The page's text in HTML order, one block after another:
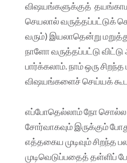
விஷயங்களுக்குத்
செயலால் வருத்தப்பட்டுக்
வரும்) இயலாதென்று
நாளோ வருத்தப்பட்டு
பார்க்கலாம். நாம் ஒரு
விஷயங்களைச் செய்யக்
எப்போதெல்லாம் நோ சொல்ல
சோர்வாகவும் இருக்கும்
எத்தகைய முடிவும்
முடிவெடுப்பதைத்